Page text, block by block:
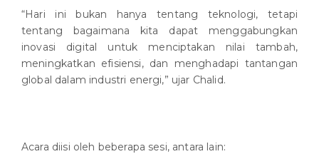
“Hari ini bukan hanya tentang teknologi, tetapi
tentang bagaimana kita dapat menggabungkan
inovasi digital untuk menciptakan nilai tambah,
meningkatkan efisiensi, dan menghadapi tantangan
global dalam industri energi,” ujar Chalid.
Acara diisi oleh beberapa sesi, antara lain: